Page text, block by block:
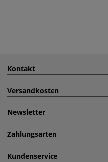
Kontakt
Versandkosten
Newsletter
Zahlungsarten
Kundenservice